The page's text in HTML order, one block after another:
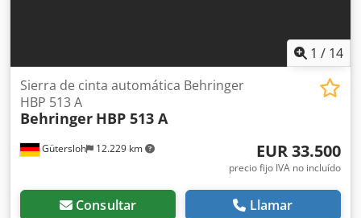
1 / 14
Gütersloh 12.229 km
Sierra de cinta automática Behringer
HBP 513 A
Behringer HBP 513 A
EUR 33.500
precio fijo IVA no incluído
Consultar Llamar